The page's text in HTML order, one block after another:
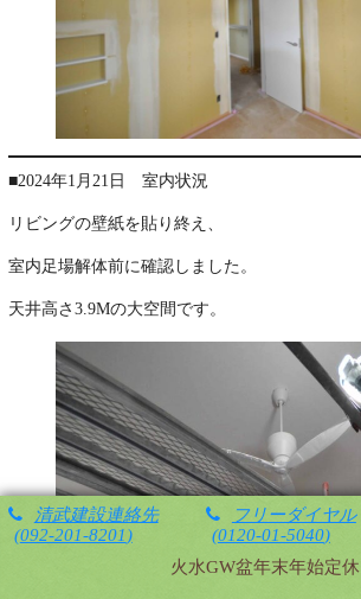
■2024年1月21日 室内状況
リビングの壁紙を貼り終え、
室内足場解体前に確認しました。
天井高さ3.9Mの大空間です。
清武建設連絡先
092-201-8201
フリーダイヤル
0120-01-5040
火水GW盆年末年始定休